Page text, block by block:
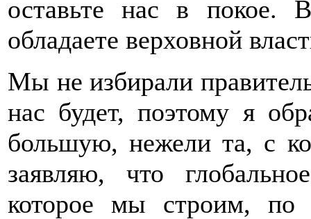
оставьте нас в
обладаете верховной
Мы не избирали
нас будет, поэтому я
большую, нежели та, с
заявляю, что
которое мы строим, по